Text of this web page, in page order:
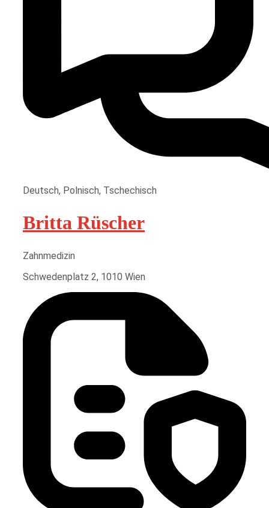
Deutsch, Polnisch, Tschechisch
Britta Rüscher
Zahnmedizin
Schwedenplatz 2, 1010 Wien